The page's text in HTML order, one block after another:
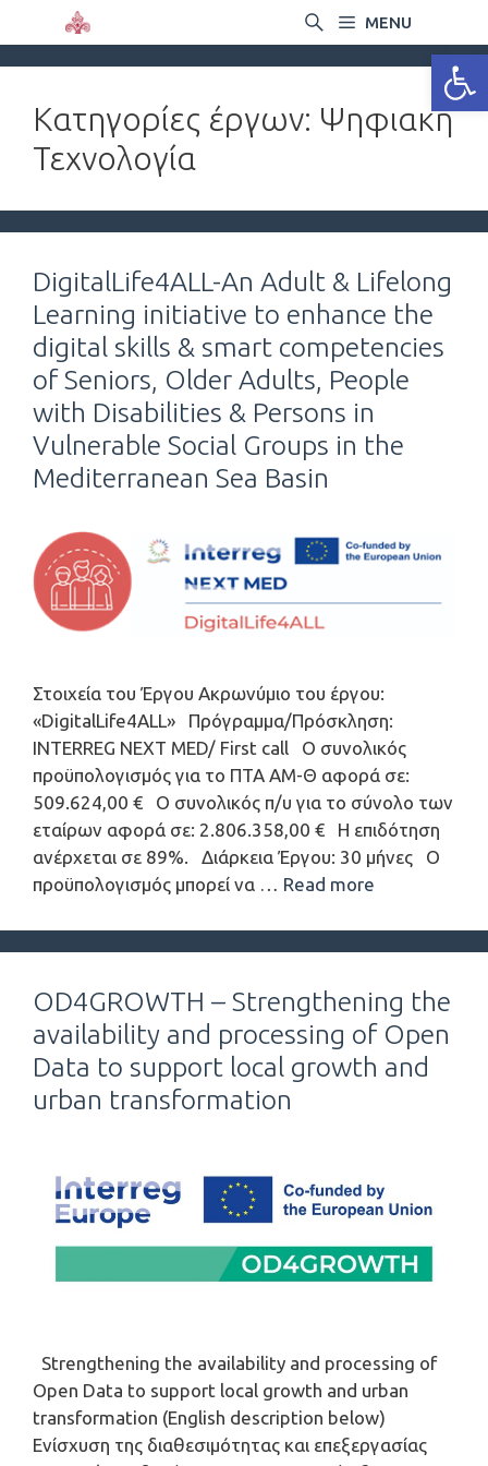
MENU
Κατηγορίες έργων: Ψηφιακη
Τεχνολογία
DigitalLife4ALL-An Adult & Lifelong
Learning initiative to enhance the
digital skills & smart competencies
of Seniors, Older Adults, People
with Disabilities & Persons in
Vulnerable Social Groups in the
Mediterranean Sea Basin
Στοιχεία του Έργου Ακρωνύμιο του έργου:
«DigitalLife4ALL» Πρόγραμμα/Πρόσκληση:
INTERREG NEXT MED/ First call Ο συνολικός
προϋπολογισμός για τo ΠΤΑ ΑΜ-Θ αφορά σε:
509.624,00 € Ο συνολικός π/υ για το σύνολο των
εταίρων αφορά σε: 2.806.358,00 € Η επιδότηση
ανέρχεται σε 89%. Διάρκεια Έργου: 30 μήνες Ο
προϋπολογισμός μπορεί να … Read more
OD4GROWTH – Strengthening the
availability and processing of Open
Data to support local growth and
urban transformation
Strengthening the availability and processing of
Open Data to support local growth and urban
transformation (English description below)
Ενίσχυση της διαθεσιμότητας και επεξεργασίας